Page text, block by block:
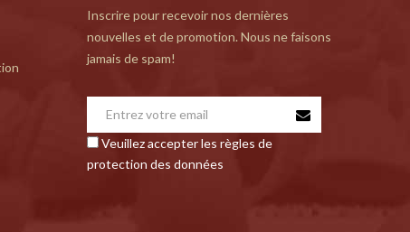
Inscrire pour recevoir nos dernières
nouvelles et de promotion. Nous ne faisons
jamais de spam!
Veuillez accepter les règles de
protection des données